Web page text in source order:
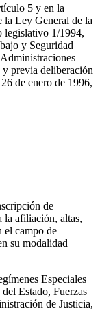
5 y en la
la Ley General de la
legislativo 1/1994,
y Seguridad
y previa deliberación
de enero de 1996,
de
la afiliación, altas,
el campo de
su modalidad
Especiales
Estado, Fuerzas
de Justicia,